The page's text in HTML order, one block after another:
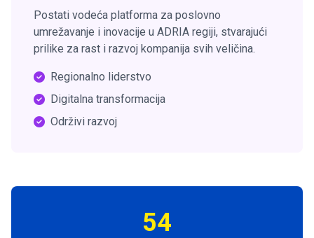
Postati vodeća platforma za poslovno
umrežavanje i inovacije u ADRIA regiji, stvarajući
prilike za rast i razvoj kompanija svih veličina.
Regionalno liderstvo
Digitalna transformacija
Održivi razvoj
54